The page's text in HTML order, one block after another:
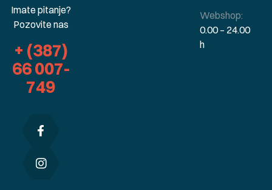
Imate pitanje?
Pozovite nas
+ (387)
66 007-
749
Webshop:
0.00 – 24.00
h